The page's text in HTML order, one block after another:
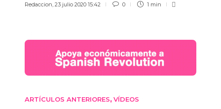
Redaccion 23 julio 2020 15:42 0 1 min
ARTÍCULOS ANTERIORES, VÍDEOS